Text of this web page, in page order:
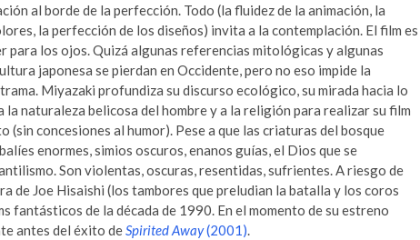
al borde de la perfección. Todo (la fluidez de la animación, la
la perfección de los diseños) invita a la contemplación. El film es
para los ojos. Quizá algunas referencias mitológicas y algunas
japonesa se pierdan en Occidente, pero no eso impide la
Miyazaki profundiza su discurso ecológico, su mirada hacia lo
la naturaleza belicosa del hombre y a la religión para realizar su film
(sin concesiones al humor). Pese a que las criaturas del bosque
enormes, simios oscuros, enanos guías, el Dios que se
Son violentas, oscuras, resentidas, sufrientes. A riesgo de
de Joe Hisaishi (los tambores que preludian la batalla y los coros
fantásticos de la década de 1990. En el momento de su estreno
antes del éxito deSpirited Away(2001).